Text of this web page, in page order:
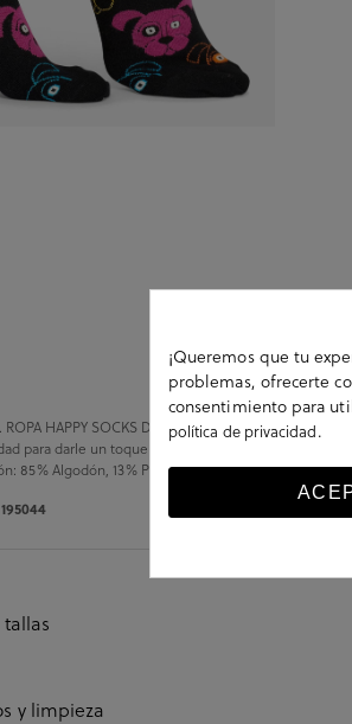
ROPA HAPPY SOCKS DOG01-9050 en multicolor.
para darle un toque de color a tu look casual o de
85% Algodón, 13% Polyamide, 2% Elastano. Tallaje:
195044
y limpieza
¡Queremos que tu
problemas, ofrecerte
consentimiento para
política de privacidad.